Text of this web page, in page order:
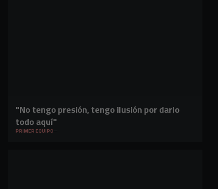
"No tengo presión, tengo ilusión por darlo
todo aquí"
PRIMER EQUIPO